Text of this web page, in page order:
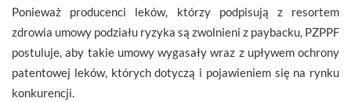
Ponieważ producenci leków, którzy podpisują z resortem
zdrowia umowy podziału ryzyka są zwolnieni z paybacku, PZPPF
postuluje, aby takie umowy wygasały wraz z upływem ochrony
patentowej leków, których dotyczą i pojawieniem się na rynku
konkurencji.